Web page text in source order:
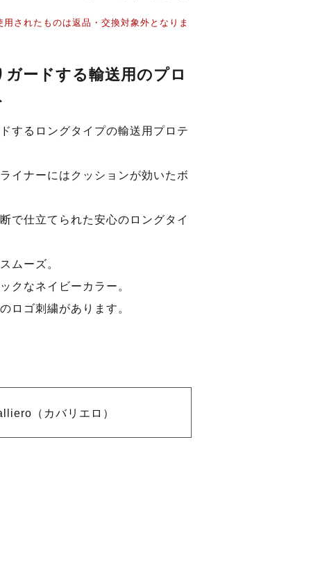
されたものは返品・交換対象外となりま
ードする輸送用のプロ
するロングタイプの輸送用プロテ
イナーにはクッションが効いたボ
で仕立てられた安心のロングタイ
ムーズ。
クなネイビーカラー。
ロゴ刺繍があります。
（カバリエロ）